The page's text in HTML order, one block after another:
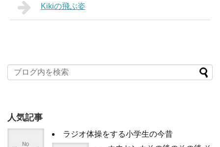
Kikiの飛ぶ姿
人気記事
ラジオ体操をする小学生の今昔